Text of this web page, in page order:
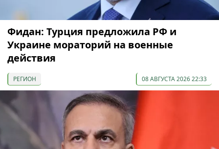
Фидан: Турция предложила РФ и
Украине мораторий на военные
действия
РЕГИОН 08 АВГУСТА 2026 22:33